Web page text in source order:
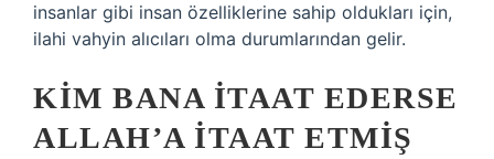
insanlar gibi insan özelliklerine sahip oldukları için,
ilahi vahyin alıcıları olma durumlarından gelir.
KIM BANA ITAAT EDERSE
ALLAH’A ITAAT ETMIŞ